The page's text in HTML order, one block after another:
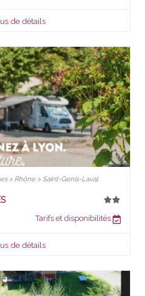
de détails
> Rhône > Saint-Genis-Laval
Tarifs et disponibilités
de détails